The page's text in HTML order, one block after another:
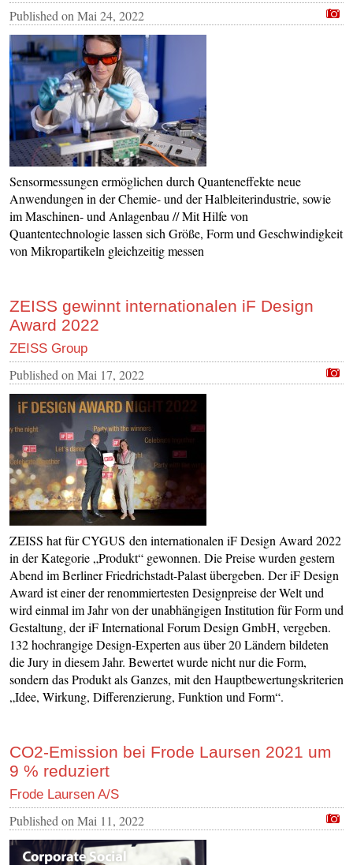
Published on Mai 24, 2022
Sensormessungen ermöglichen durch Quanteneffekte neue
Anwendungen in der Chemie- und der Halbleiterindustrie, sowie
im Maschinen- und Anlagenbau // Mit Hilfe von
Quantentechnologie lassen sich Größe, Form und Geschwindigkeit
von Mikropartikeln gleichzeitig messen
ZEISS gewinnt internationalen iF Design
Award 2022
ZEISS Group
Published on Mai 17, 2022
ZEISS hat für CYGUS den internationalen iF Design Award 2022
in der Kategorie „Produkt“ gewonnen. Die Preise wurden gestern
Abend im Berliner Friedrichstadt-Palast übergeben. Der iF Design
Award ist einer der renommiertesten Designpreise der Welt und
wird einmal im Jahr von der unabhängigen Institution für Form und
Gestaltung, der iF International Forum Design GmbH, vergeben.
132 hochrangige Design-Experten aus über 20 Ländern bildeten
die Jury in diesem Jahr. Bewertet wurde nicht nur die Form,
sondern das Produkt als Ganzes, mit den Hauptbewertungskriterien
„Idee, Wirkung, Differenzierung, Funktion und Form“.
CO2-Emission bei Frode Laursen 2021 um
9 % reduziert
Frode Laursen A/S
Published on Mai 11, 2022